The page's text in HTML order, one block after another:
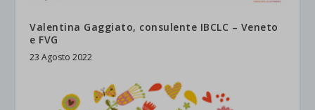
Valentina Gaggiato, consulente IBCLC – Veneto
e FVG
23 Agosto 2022